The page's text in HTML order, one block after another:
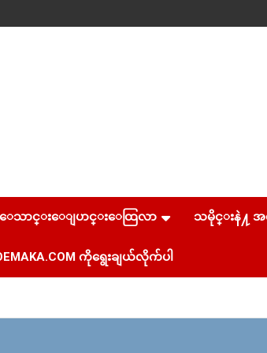
ေသာင္းေျပာင္းေထြလာ သမိုင္းနဲ႔ အ
ကိုရွေးချယ်လိုက်ပါ